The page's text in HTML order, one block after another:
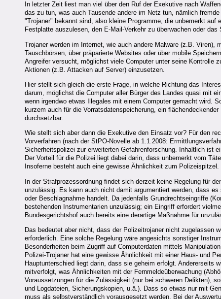
In letzter Zeit liest man viel über den Ruf der Exekutive nach
das zu tun, was auch Tausende andere im Netz tun, nämlich
"Trojaner" bekannt sind, also kleine Programme, die unbemerkt auf
Festplatte auszulesen, den E-Mail-Verkehr zu überwachen oder
Trojaner werden im Internet, wie auch andere Malware (z.B.
Tauschbörsen, über präparierte Websites oder über mobile
Angreifer versucht, möglichst viele Computer unter seine Kontrolle
Aktionen (z.B. Attacken auf Server) einzusetzen.
Hier stellt sich gleich die erste Frage, in welche Richtung das
darum, möglichst die Computer aller Bürger des Landes quasi mit
wenn irgendwo etwas Illegales mit einem Computer gemacht wird.
kurzem auch für die Vorratsdatenspeicherung, ein
durchsetzbar.
Wie stellt sich aber dann die Exekutive den Einsatz vor? Für den
Vorverfahren (nach der StPO-Novelle ab 1.1.2008:
Sicherheitspolizei zur erweiterten Gefahrenforschung. Inhaltlich ist
Der Vorteil für die Polizei liegt dabei darin, dass unbemerkt vom
Insoferne besteht auch eine gewisse Ähnlichkeit zum Polizeispitzel.
In der Strafprozessordnung findet sich derzeit keine Regelung für
unzulässig. Es kann auch nicht damit argumentiert werden, dass
oder Beschlagnahme handelt. Da jedenfalls Grundrechtseingriffe
bestehenden Instrumentarien unzulässig; ein Eingriff erfordert
Bundesgerichtshof auch bereits eine derartige Maßnahme für
Das bedeutet aber nicht, dass der Polizeitrojaner nicht zugelassen
erforderlich. Eine solche Regelung wäre angesichts sonstiger
Besonderheiten beim Zugriff auf Computerdaten mittels
Polizei-Trojaner hat eine gewisse Ähnlichkeit mit einer Haus- und
Hauptunterschied liegt darin, dass sie geheim erfolgt. Andererseits
mitverfolgt, was Ähnlichkeiten mit der Fernmeldeüberwachung
Voraussetzungen für die Zulässigkeit (nur bei schweren Delikten),
und Logdateien, Sicherungskopien, u.ä.). Dass so etwas nur mit
muss als selbstverständlich vorausgesetzt werden. Bei der